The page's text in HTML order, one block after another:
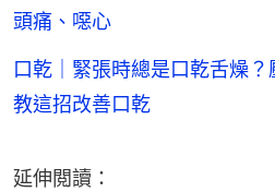
頭痛、噁心
口乾｜緊張時總是口乾舌燥
教這招改善口乾
延伸閲讀：